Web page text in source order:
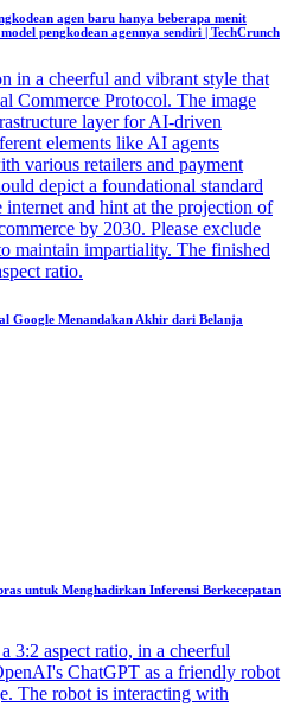
agen baru hanya beberapa menit
pengkodean agennya sendiri | TechCrunch
Google Menandakan Akhir dari Belanja
untuk Menghadirkan Inferensi Berkecepatan